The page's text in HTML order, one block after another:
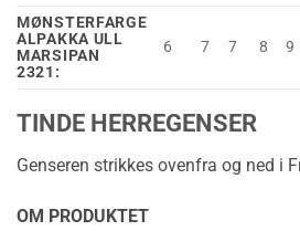
MØNSTERFARGE
ALPAKKA ULL
MARSIPAN
2321:
6 7 7 8 9
TINDE HERREGENSER
Genseren strikkes ovenfra og ned i
OM PRODUKTET